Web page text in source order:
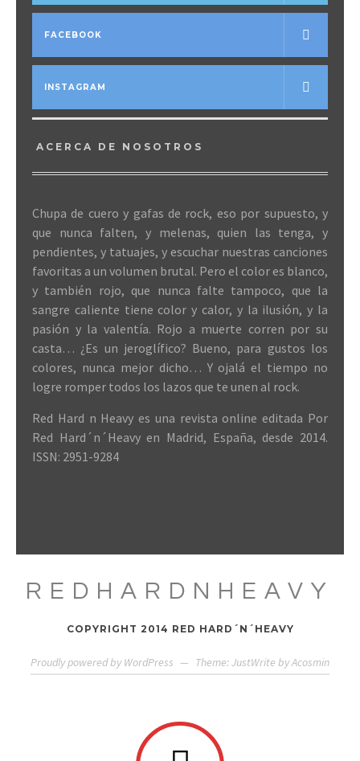
FACEBOOK
INSTAGRAM
ACERCA DE NOSOTROS
Chupa de cuero y gafas de rock, eso por supuesto, y
que nunca falten, y melenas, quien las tenga, y
pendientes, y tatuajes, y escuchar nuestras canciones
favoritas a un volumen brutal. Pero el color es blanco,
y también rojo, que nunca falte tampoco, que la
sangre caliente tiene color y calor, y la ilusión, y la
pasión y la valentía. Rojo a muerte corren por su
casta… ¿Es un jeroglífico? Bueno, para gustos los
colores, nunca mejor dicho… Y ojalá el tiempo no
logre romper todos los lazos que te unen al rock.
Red Hard n Heavy es una revista online editada Por
Red Hard´n´Heavy en Madrid, España, desde 2014.
ISSN: 2951-9284
REDHARDNHEAVY
COPYRIGHT 2014 RED HARD´N´HEAVY
Proudly powered by WordPress — Theme: JustWrite byAcosmin